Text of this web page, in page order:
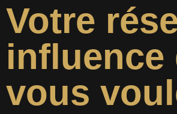
Votre
influence
vous